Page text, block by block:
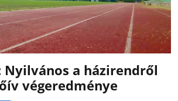
Nyilvános a házirendről
végeredménye